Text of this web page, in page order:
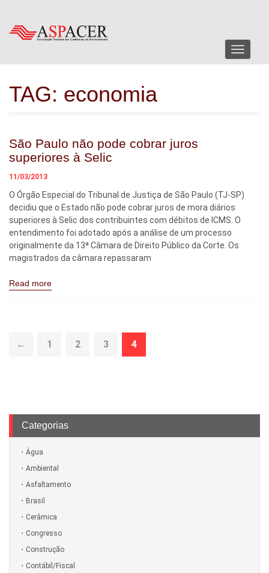
Menu
TAG: economia
São Paulo não pode cobrar juros
superiores à Selic
11/03/2013
O Órgão Especial do Tribunal de Justiça de São Paulo (TJ-SP)
decidiu que o Estado não pode cobrar juros de mora diários
superiores à Selic dos contribuintes com débitos de ICMS. O
entendimento foi adotado após a análise de um processo
originalmente da 13ª Câmara de Direito Público da Corte. Os
magistrados da câmara repassaram
Read more
← 1 2 3 4
Categorias
Água
Ambiental
Asfaltamento
Brasil
Cerâmica
Congresso
Construção
Contábil/Fiscal